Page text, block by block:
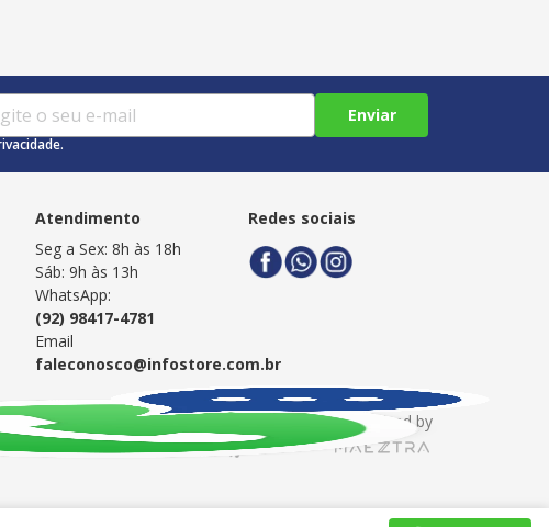
Enviar
Atendimento
Seg a Sex: 8h às 18h
Sáb: 9h às 13h
WhatsApp:
(92) 98417-4781
Email
faleconosco@infostore.com.br
Redes sociais
Developed by